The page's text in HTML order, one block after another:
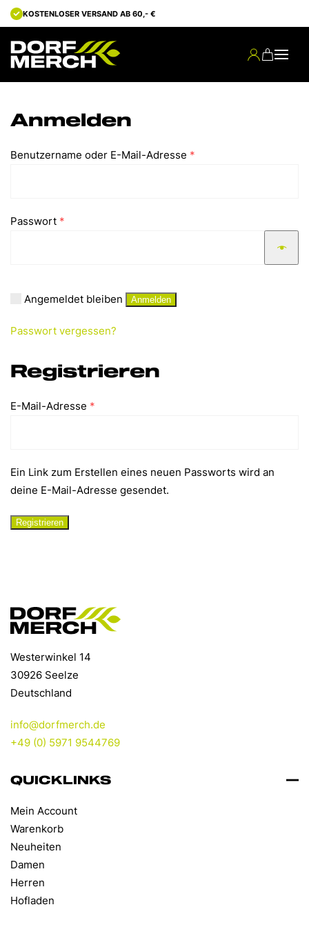
KOSTENLOSER VERSAND AB 60,- €
Anmelden
Benutzername oder E-Mail-Adresse *
Passwort *
Angemeldet bleiben Anmelden
Passwort vergessen?
Registrieren
E-Mail-Adresse *
Ein Link zum Erstellen eines neuen Passworts wird an
deine E-Mail-Adresse gesendet.
Registrieren
Westerwinkel 14
30926 Seelze
Deutschland
info@dorfmerch.de
+49 (0) 5971 9544769
QUICKLINKS
Mein Account
Warenkorb
Neuheiten
Damen
Herren
Hofladen